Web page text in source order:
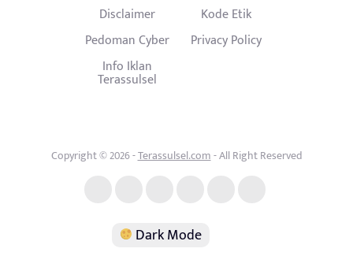
Disclaimer
Kode Etik
Pedoman Cyber
Privacy Policy
Info Iklan
Terassulsel
Copyright © 2026 -Terassulsel.com- All Right Reserved
Dark Mode